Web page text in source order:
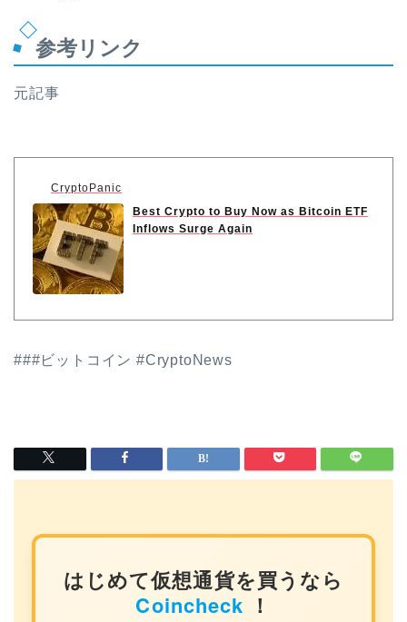
参考リンク
元記事
CryptoPanic
Best Crypto to Buy Now as Bitcoin ETF
Inflows Surge Again
###ビットコイン #CryptoNews
はじめて仮想通貨を買うなら
Coincheck ！